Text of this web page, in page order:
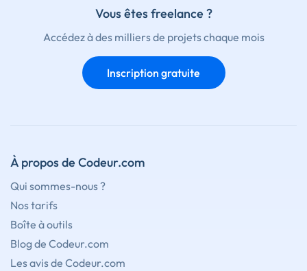
Vous êtes freelance ?
Accédez à des milliers de projets chaque mois
Inscription gratuite
À propos de Codeur.com
Qui sommes-nous ?
Nos tarifs
Boîte à outils
Blog de Codeur.com
Les avis de Codeur.com